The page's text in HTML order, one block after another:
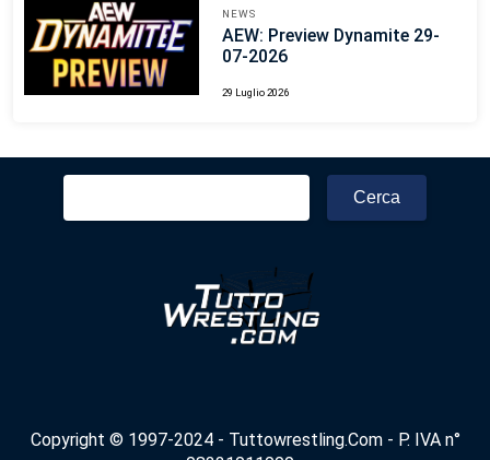
NEWS
AEW: Preview Dynamite 29-
07-2026
29 Luglio 2026
Copyright © 1997-2024 - Tuttowrestling.Com - P. IVA n°